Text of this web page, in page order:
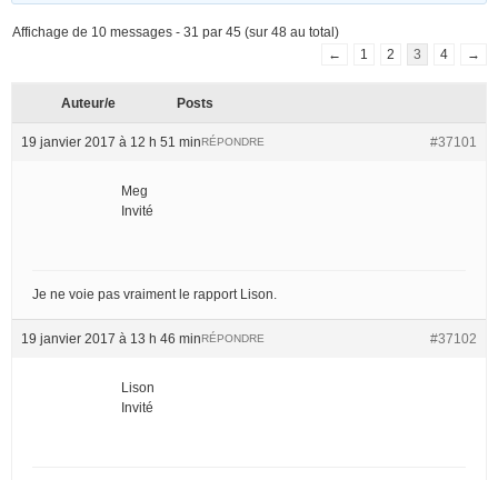
Affichage de 10 messages - 31 par 45 (sur 48 au total)
←
1 2 3 4 →
Auteur/e Posts
19 janvier 2017 à 12 h 51 min #37101
RÉPONDRE
Meg
Invité
Je ne voie pas vraiment le rapport Lison.
19 janvier 2017 à 13 h 46 min #37102
RÉPONDRE
Lison
Invité